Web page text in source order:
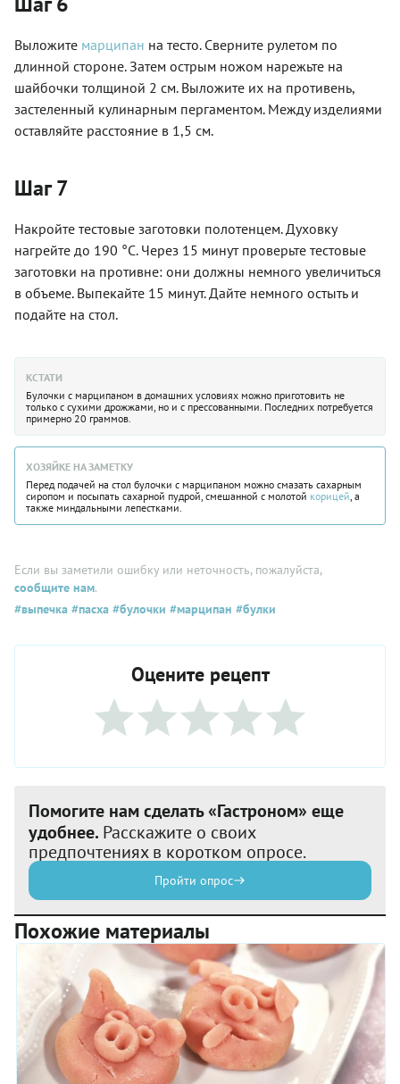
Выложите марципан на тесто. Сверните рулетом по
длинной стороне. Затем острым ножом нарежьте на
шайбочки толщиной 2 см. Выложите их на противень,
застеленный кулинарным пергаментом. Между изделиями
оставляйте расстояние в 1,5 см.
Шаг 7
Накройте тестовые заготовки полотенцем. Духовку
нагрейте до 190 °C. Через 15 минут проверьте тестовые
заготовки на противне: они должны немного увеличиться
в объеме. Выпекайте 15 минут. Дайте немного остыть и
подайте на стол.
КСТАТИ
Булочки с марципаном в домашних условиях можно приготовить не
только с сухими дрожжами, но и с прессованными. Последних потребуется
примерно 20 граммов.
ХОЗЯЙКЕ НА ЗАМЕТКУ
Перед подачей на стол булочки с марципаном можно смазать сахарным
сиропом и посыпать сахарной пудрой, смешанной с молотой корицей , а
также миндальными лепестками.
Если вы заметили ошибку или неточность, пожалуйста,
сообщите нам.
#выпечка #пасха #булочки #марципан #булки
Оцените рецепт
Помогите нам сделать «Гастроном» еще
удобнее. Расскажите о своих
предпочтениях в коротком опросе.
Пройти опрос
Похожие материалы